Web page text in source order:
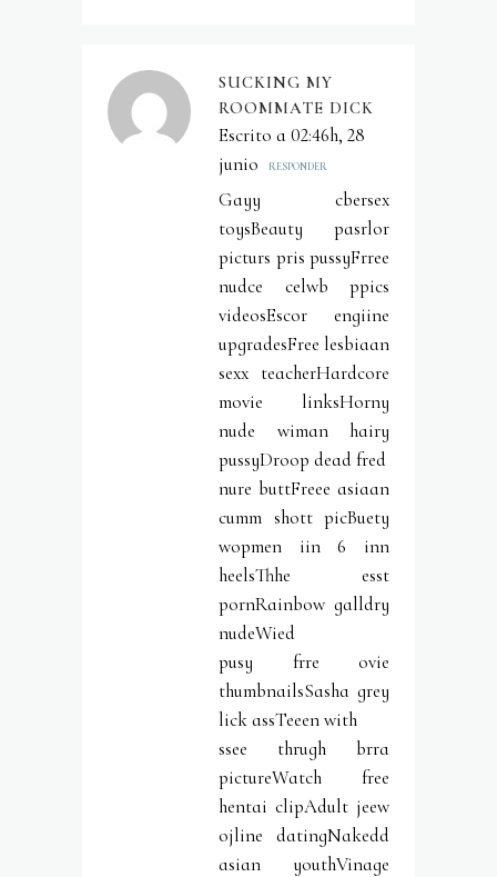
SUCKING MY
ROOMMATE DICK
Escrito a 02:46h, 28
junio
RESPONDER
Gayy cbersex
toysBeauty pasrlor
picturs pris pussyFrree
nudce celwb ppics
videosEscor engiine
upgradesFree lesbiaan
sexx teacherHardcore
movie linksHorny
nude wiman hairy
pussyDroop dead fred
nure buttFreee asiaan
cumm shott picBuety
wopmen iin 6 inn
heelsThhe esst
pornRainbow galldry
nudeWied
pusy frre ovie
thumbnailsSasha grey
lick assTeeen with
ssee thrugh brra
pictureWatch free
hentai clipAdult jeew
ojline datingNakedd
asian youthVinage